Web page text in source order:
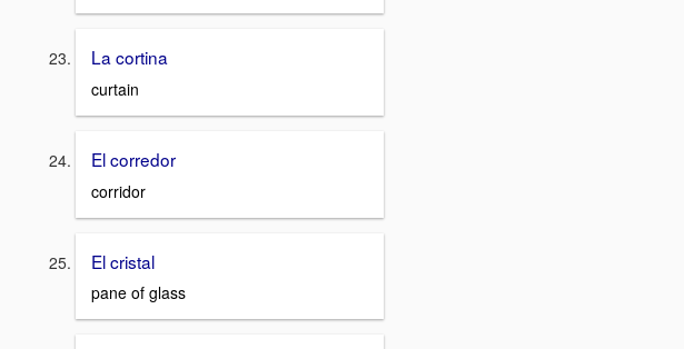
La cortina
curtain
El corredor
corridor
El cristal
pane of glass